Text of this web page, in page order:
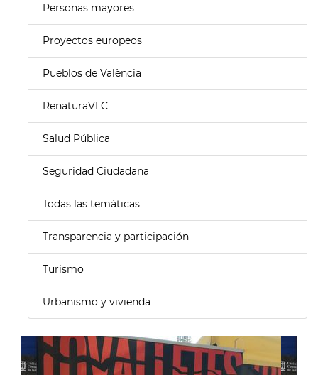
Personas mayores
Proyectos europeos
Pueblos de València
RenaturaVLC
Salud Pública
Seguridad Ciudadana
Todas las temáticas
Transparencia y participación
Turismo
Urbanismo y vivienda